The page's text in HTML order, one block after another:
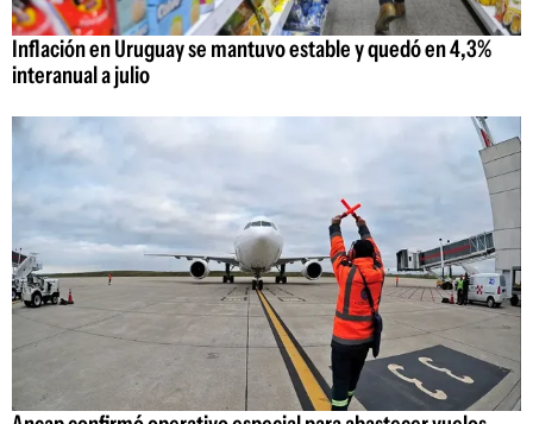
Inflación en Uruguay se mantuvo estable y quedó en 4,3%
interanual a julio